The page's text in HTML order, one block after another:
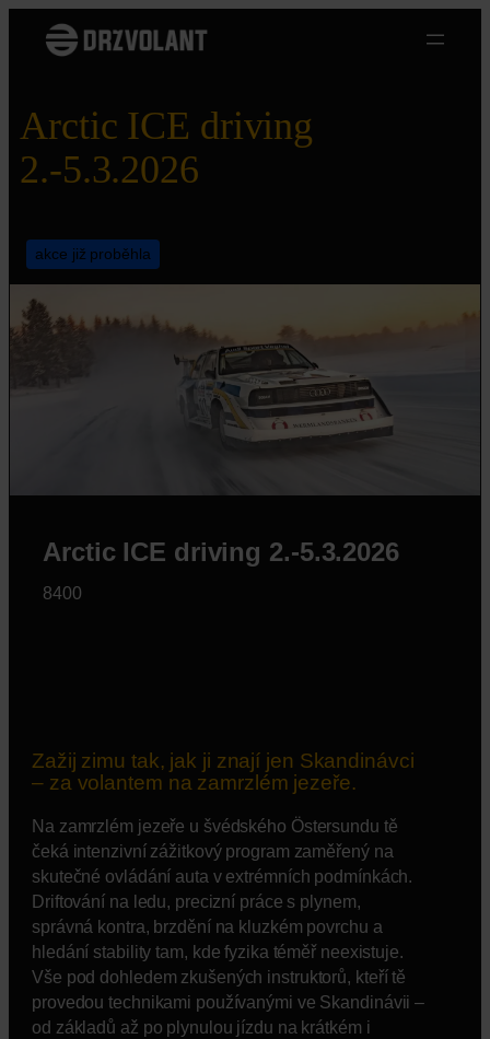
Přeskočit
Arctic ICE driving
2.-5.3.2026
akce již proběhla
Arctic ICE driving 2.-5.3.2026
8400
Zažij zimu tak, jak ji znají jen Skandinávci
– za volantem na zamrzlém jezeře.
Na zamrzlém jezeře u švédského Östersundu tě
čeká intenzivní zážitkový program zaměřený na
skutečné ovládání auta v extrémních podmínkách.
Driftování na ledu, precizní práce s plynem,
správná kontra, brzdění na kluzkém povrchu a
hledání stability tam, kde fyzika téměř neexistuje.
Vše pod dohledem zkušených instruktorů, kteří tě
provedou technikami používanými ve Skandinávii –
od základů až po plynulou jízdu na krátkém i